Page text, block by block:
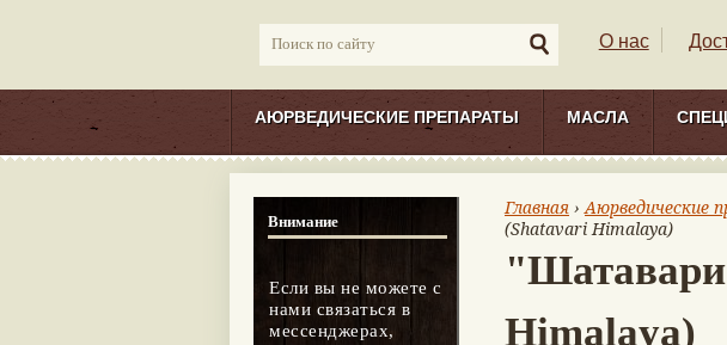
О нас
АЮРВЕДИЧЕСКИЕ ПРЕПАРАТЫ МАСЛА
Главная ›Аюрведические
(Shatavari Himalaya)
Himalaya)
Внимание
Если вы не можете с
нами связаться в
мессенджерах,